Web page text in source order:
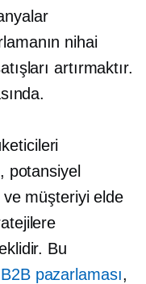
nihai
artırmaktır.
potansiyel
ve müşteriyi elde
Bu
B2B pazarlaması,